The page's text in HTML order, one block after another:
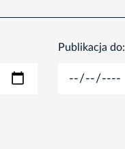
Publikacja do: